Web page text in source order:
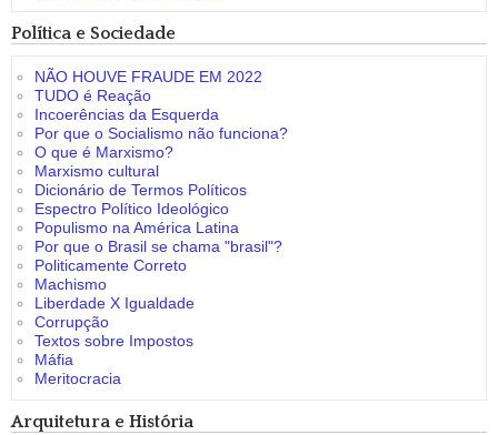
Política e Sociedade
NÃO HOUVE FRAUDE EM 2022
TUDO é Reação
Incoerências da Esquerda
Por que o Socialismo não funciona?
O que é Marxismo?
Marxismo cultural
Dicionário de Termos Políticos
Espectro Político Ideológico
Populismo na América Latina
Por que o Brasil se chama "brasil"?
Politicamente Correto
Machismo
Liberdade X Igualdade
Corrupção
Textos sobre Impostos
Máfia
Meritocracia
Arquitetura e História